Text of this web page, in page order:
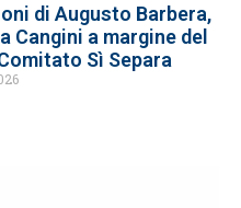
di Augusto Barbera,
Cangini a margine del
Sì Separa